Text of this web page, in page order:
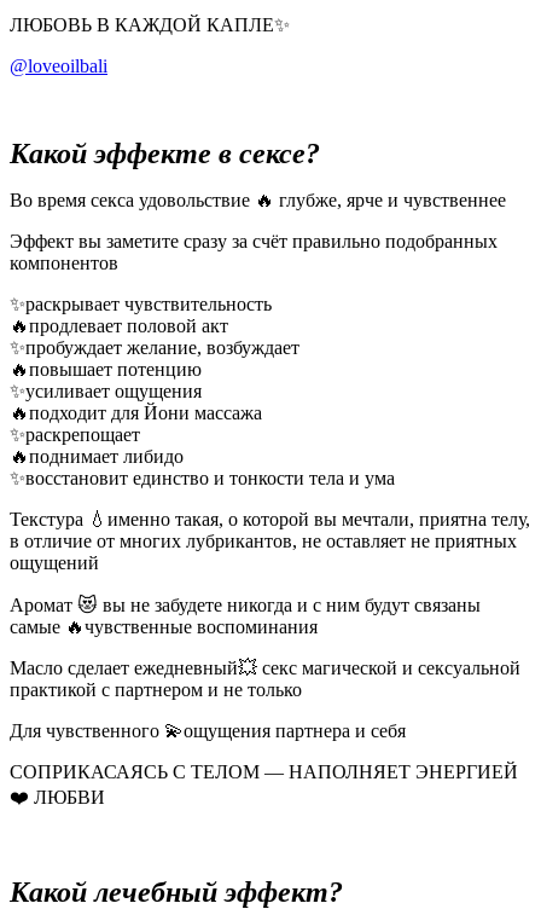
ЛЮБОВЬ В КАЖДОЙ КАПЛЕ✨
@loveoilbali
Какой эффекте в сексе?
Во время секса удовольствие 🔥 глубже, ярче и чувственнее
Эффект вы заметите сразу за счёт правильно подобранных
компонентов
✨раскрывает чувствительность
🔥продлевает половой акт
✨пробуждает желание, возбуждает
🔥повышает потенцию
✨усиливает ощущения
🔥подходит для Йони массажа
✨раскрепощает
🔥поднимает либидо
✨восстановит единство и тонкости тела и ума
Текстура 💧именно такая, о которой вы мечтали, приятна телу,
в отличие от многих лубрикантов, не оставляет не приятных
ощущений
Аромат 😻 вы не забудете никогда и с ним будут связаны
самые 🔥чувственные воспоминания
Масло сделает ежедневный💥 секс магической и сексуальной
практикой с партнером и не только
Для чувственного 💫ощущения партнера и себя
СОПРИКАСАЯСЬ С ТЕЛОМ — НАПОЛНЯЕТ ЭНЕРГИЕЙ
❤️ ЛЮБВИ
Какой лечебный эффект?